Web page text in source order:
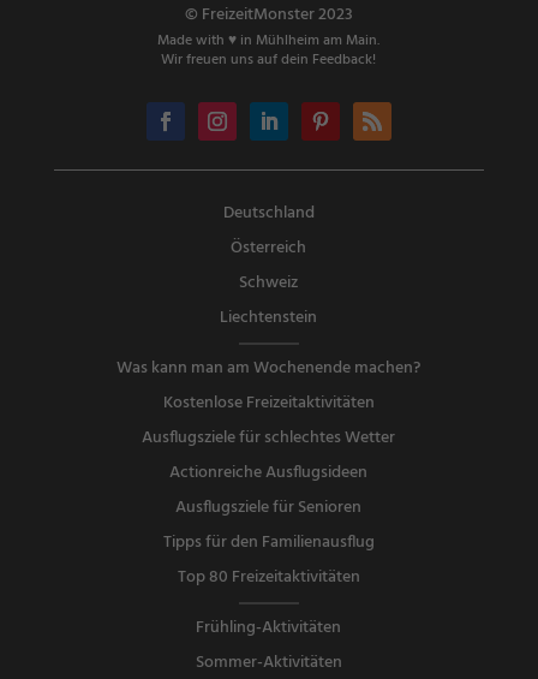
© FreizeitMonster 2023
Made with ♥ in Mühlheim am Main.
Wir freuen uns auf dein Feedback!
Deutschland
Österreich
Schweiz
Liechtenstein
Was kann man am Wochenende machen?
Kostenlose Freizeitaktivitäten
Ausflugsziele für schlechtes Wetter
Actionreiche Ausflugsideen
Ausflugsziele für Senioren
Tipps für den Familienausflug
Top 80 Freizeitaktivitäten
Frühling-Aktivitäten
Sommer-Aktivitäten